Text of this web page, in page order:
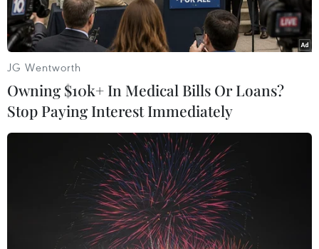
hiệu lực, khách hàng cam kết với Agribank nơi
cho vay bổ sung cấp lại Giấy chứng nhận trong
thời hạn tối đa 3 tháng kể từ ngày hết hiệu lực.
Agribank cũng yêu cầu đối với cho vay có bảo
đảm bằng tài sản theo quy định hiện hành của
Agribank; cho vay không có bảo đảm bằng tài
sản, mức tối đa theo quy định tại Nghị định số
55/2015/NĐ-CP của Chính phủ và Nghị định sửa
đổi, bổ sung…/.
(Vietnam+)
JG Wentworth
Owning $10k+ In Medical Bills Or Loans?
Stop Paying Interest Immediately